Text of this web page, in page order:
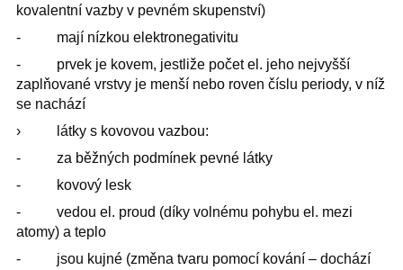
kovalentní vazby v pevném skupenství)
- mají nízkou elektronegativitu
- prvek je kovem, jestliže počet el. jeho nejvyšší
zaplňované vrstvy je menší nebo roven číslu periody, v níž
se nachází
› látky s kovovou vazbou:
- za běžných podmínek pevné látky
- kovový lesk
- vedou el. proud (díky volnému pohybu el. mezi
atomy) a teplo
- jsou kujné (změna tvaru pomocí kování – dochází